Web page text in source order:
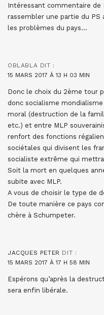
Intéressant commentaire de
rassembler une partie du
les problèmes du pays…
OBLABLA DIT :
15 MARS 2017 À 13 H 03 MIN
Donc le choix du 2ème tour
donc socialisme
moral (destruction de la
etc.) et entre MLP
renfort des fonctions
sociétales qui divisent les
socialiste extrême qui
Soit la mort en quelques
subite avec MLP.
A vous de choisir le type de
De toute manière ce pays
chère à Schumpeter.
JACQUES PETER DIT :
15 MARS 2017 À 17 H 58 MIN
Espérons qu’après la
sera enfin libérale.